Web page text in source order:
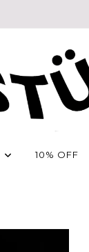
10% OFF